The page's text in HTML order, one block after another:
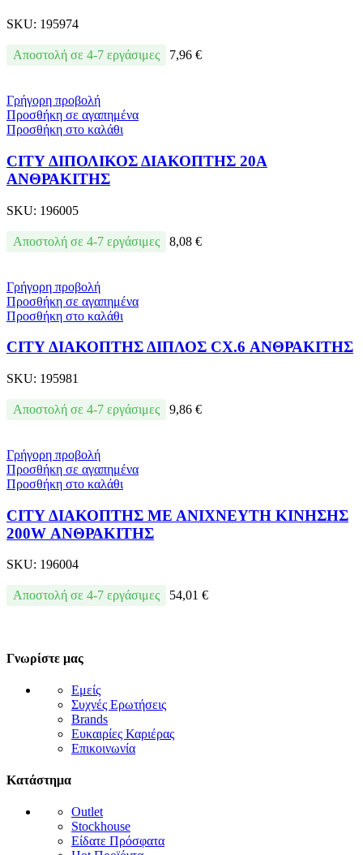
SKU: 195974
Αποστολή σε 4-7 εργάσιμες 7,96 €
Γρήγορη προβολή
Προσθήκη σε αγαπημένα
Προσθήκη στο καλάθι
CITY ΔΙΠΟΛΙΚΟΣ ΔΙΑΚΟΠΤΗΣ 20A
ΑΝΘΡΑΚΙΤΗΣ
SKU: 196005
Αποστολή σε 4-7 εργάσιμες 8,08 €
Γρήγορη προβολή
Προσθήκη σε αγαπημένα
Προσθήκη στο καλάθι
CITY ΔΙΑΚΟΠΤΗΣ ΔΙΠΛΟΣ СХ.6 ΑΝΘΡΑΚΙΤΗΣ
SKU: 195981
Αποστολή σε 4-7 εργάσιμες 9,86 €
Γρήγορη προβολή
Προσθήκη σε αγαπημένα
Προσθήκη στο καλάθι
CITY ΔΙΑΚΟΠΤΗΣ ΜΕ ΑΝΙΧΝΕΥΤΗ ΚΙΝΗΣΗΣ
200W ΑΝΘΡΑΚΙΤΗΣ
SKU: 196004
Αποστολή σε 4-7 εργάσιμες 54,01 €
Γνωρίστε μας
Εμείς
Συχνές Ερωτήσεις
Brands
Ευκαιρίες Καριέρας
Επικοινωνία
Κατάστημα
Outlet
Stockhouse
Είδατε Πρόσφατα